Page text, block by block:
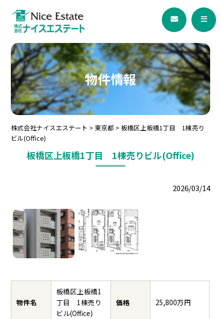
物件情報
株式会社ナイスエステート > 東京都 >板橋区上板橋1丁目 1棟売り
ビル(Office)
板橋区上板橋1丁目 1棟売りビル(Office)
2026/03/14
物件名
板橋区上板橋1
丁目 1棟売り
ビル(Office)
価格 25,800万円